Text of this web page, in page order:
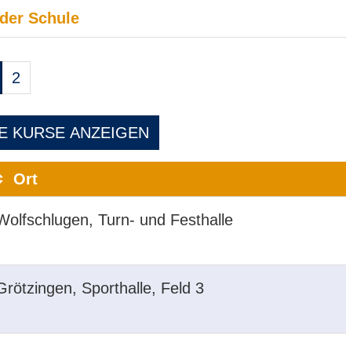
Schule
2
KURSE ANZEIGEN
Ort
Turn- und Festhalle
Sporthalle, Feld 3